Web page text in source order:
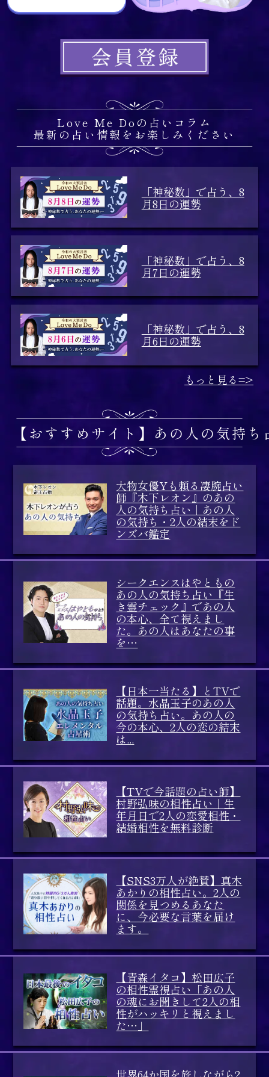
Love Me Doの占いコラム
最新の占い情報をお楽しみください
「神秘数」で占う、8
月8日の運勢
「神秘数」で占う、8
月7日の運勢
「神秘数」で占う、8
月6日の運勢
もっと見る=>
【おすすめサイト】あの人の気持ち
大物女優Yも頼る凄腕占い
師『木下レオン』のあの
人の気持ち占い｜あの人
の気持ち・2人の結末をド
ンズバ鑑定
シークエンスはやともの
あの人の気持ち占い『生
き霊チェック』であの人
の本心、全て視えまし
た。あの人はあなたの事
を…
【日本一当たる】とTVで
話題。水晶玉子のあの人
の気持ち占い。あの人の
今の本心、2人の恋の結末
は...
【TVで今話題の占い師】
村野弘味の相性占い｜生
年月日で2人の恋愛相性・
結婚相性を無料診断
【SNS3万人が絶賛】真木
あかりの相性占い。2人の
関係を見つめるあなた
に、今必要な言葉を届け
ます。
【青森イタコ】松田広子
の相性霊視占い「あの人
の魂にお聞きして2人の相
性がハッキリと視えまし
た…」
世界64か国を旅しながら2